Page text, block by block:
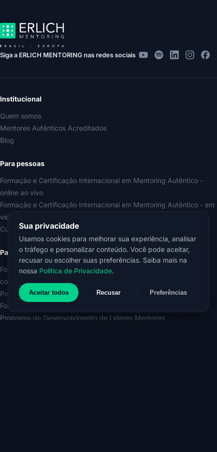
Siga a ERLICH MENTORING nas redes sociais
Institucional
Quem somos
Mentores Autênticos Acreditados
Blog
Para pessoas
Formação e Certificação Internacional em Mentoring Autêntico -
online ao vivo
Formação e Certificação Internacional em Mentoring Autêntico - em
videoaulas
Curso Iniciação ao Mentoring Autêntico (gratuito)
Para empresas
Formação e Certificação Internacional em Mentoring Autêntico in
company
Programa de Mentoring Organizacional
Formação e Certificação Internacional em Liderança Mentora
Programa de Desenvolvimento de Líderes Mentores
Sua privacidade
Usamos cookies para melhorar sua experiência, analisar
o tráfego e personalizar conteúdo. Você pode aceitar,
recusar ou escolher suas preferências. Saiba mais na
nossa Política de Privacidade.
Aceitar todos Recusar Preferências